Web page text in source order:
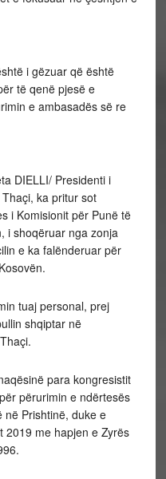
i gëzuar që është
të qenë pjesë e
e ambasadës së re
DIELLI/ Presidenti i
ka pritur sot
i Komisionit për Punë të
i shoqëruar nga zonja
e ka falënderuar për
tuaj personal, prej
shqiptar në
para kongresistit
përurimin e ndërtesës
në Prishtinë, duke e
2019 me hapjen e Zyrës